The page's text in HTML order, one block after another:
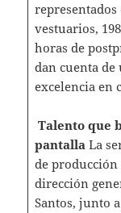
representados
vestuarios,
horas de
dan cuenta
excelencia en
Talento que
pantallaLa
de
dirección
Santos, junto